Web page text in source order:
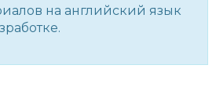
на английский язык